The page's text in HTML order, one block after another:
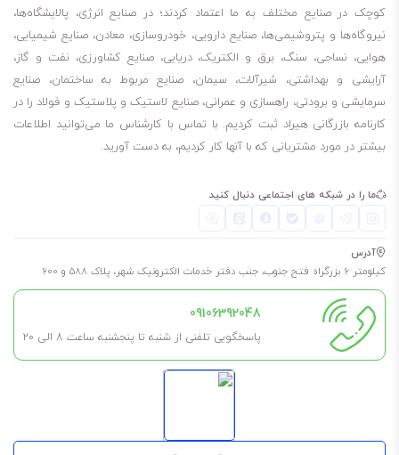
کوچک در صنایع مختلف به ما اعتماد کردند؛ در صنایع انرژی، پالایشگاه‌ها،
نیروگاه‌ها و پتروشیمی‌ها، صنایع دارویی، خودروسازی، معادن، صنایع شیمیایی،
هوایی، نساجی، سنگ، برق و الکتریک، دریایی، صنایع کشاورزی، نفت و گاز،
آرایشی و بهداشتی، شیرآلات، سیمان، صنایع مربوط به ساختمان، صنایع
سرمایشی و برودتی، راهسازی و عمرانی، صنایع لاستیک و پلاستیک و فولاد را در
کارنامه بازرگانی هیراد ثبت کردیم. با تماس با کارشناس ما می‌توانید اطلاعات
بیشتر در مورد مشتریانی که با آنها کار کردیم، به دست آورید.
ما را در شبکه های اجتماعی دنبال کنید
آدرس
کیلومتر 6 بزرگراه فتح جنوب، جنب دفتر خدمات الکترونیک شهر، پلاک 588 و 600
09106392048
پاسخگویی تلفنی از شنبه تا پنجشنبه ساعت 8 الی ۲۰